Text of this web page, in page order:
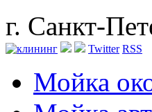
г. Санкт-
Twitter RSS
Мойка